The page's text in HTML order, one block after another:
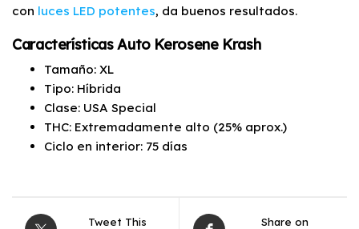
con luces LED potentes, da buenos resultados.
Características Auto Kerosene Krash
Tamaño: XL
Tipo: Híbrida
Clase: USA Special
THC: Extremadamente alto (25% aprox.)
Ciclo en interior: 75 días
Tweet This
Share on